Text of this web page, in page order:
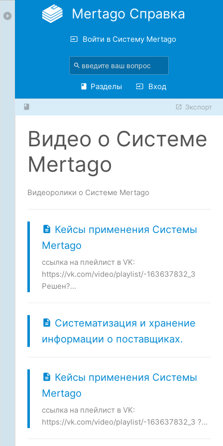
Mertago Справка
Войти в Систему Mertago
Разделы Вход
Экспорт
Видео о Системе
Mertago
Видеоролики о Системе Mertago
Кейсы применения Системы
Mertago
ссылка на плейлист в VK:
https://vk.com/video/playlist/-163637832_3
Решен?...
Систематизация и хранение
информации о поставщиках.
Кейсы применения Системы
Mertago
ссылка на плейлист в VK:
https://vk.com/video/playlist/-163637832_3 ?...